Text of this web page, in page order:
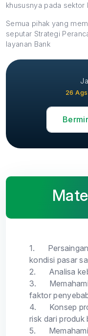
khususnya pada sektor
Semua pihak yang
seputar Strategi
layanan Bank
26
1.
kondisi pasar
2.
Analisa
3.
faktor
4.
Konsep
risk dari produk
5.